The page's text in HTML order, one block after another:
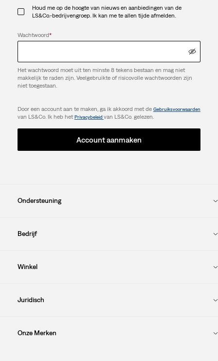
Houd me op de hoogte van nieuws en aanbiedingen van de
LS&Co.-bedrijvengroep. Ik kan me te allen tijde afmelden.
Wachtwoord*
Het wachtwoord moet uit ten minste 8 tekens bestaan en mag niet
makkelijk te raden zijn. Veelgebruikte of risicovolle wachtwoorden zijn
niet toegestaan.
Door een account aan te maken, ga ik akkoord met de Gebruiksvoorwaarden
van LS&Co. Ik heb hetPrivacybeleid van LS&Co. gelezen.
Account aanmaken
Ondersteuning
Bedrijf
Winkel
Juridisch
Onze Merken